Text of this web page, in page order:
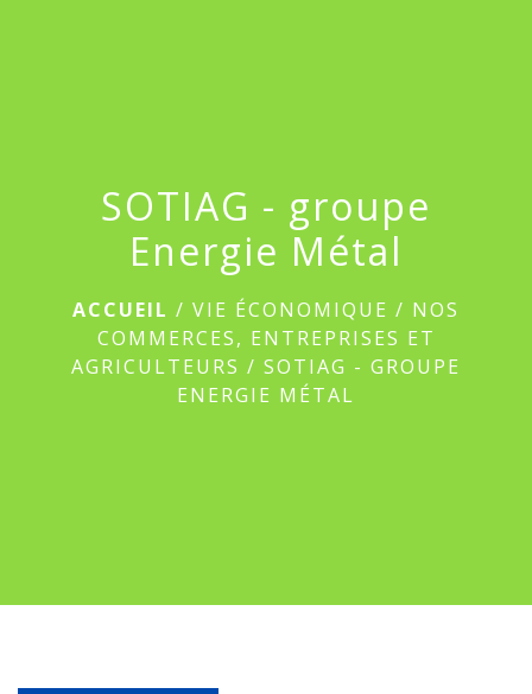
SOTIAG - groupe
Energie Métal
ACCUEIL / VIE ÉCONOMIQUE / NOS
COMMERCES, ENTREPRISES ET
AGRICULTEURS / SOTIAG - GROUPE
ENERGIE MÉTAL